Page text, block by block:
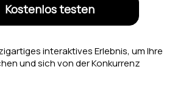
Kostenlos testen
interaktives Erlebnis, um Ihre
und sich von der Konkurrenz